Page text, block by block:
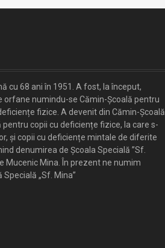
cu 68 ani în 1951. A fost, la început,
orfane numindu-se Cămin-Școală pentru
fizice. A devenit din Cămin-Școală
pentru copii cu deficiențe fizice, la care s-
și copii cu deficiențe mintale de diferite
denumirea de Școala Specială ”Sf.
Mucenic Mina. În prezent ne numim
„Sf. Mina”